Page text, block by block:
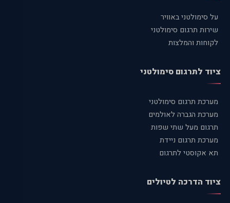
על סימולטני באוויר
שירות תרגום סימולטני
לקוחות והמלצות
ציוד לתרגום סימולטני
מערכת תרגום סימולטני
מערכת הגברה לאולמים
תרגום מעל שתי שפות
מערכת תרגום ניידת
תא אקוסטי לתרגום
ציוד הדרכה לטיולים